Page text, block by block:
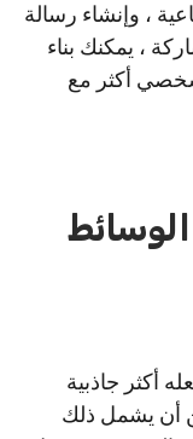
، وإنشاء رسالة
، يمكنك بناء
أكثر مع
الوسائط
أكثر جاذبية
أن يشمل ذلك